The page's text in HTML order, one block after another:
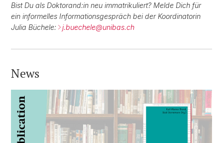
Bist Du als Doktorand:in neu immatrikuliert? Melde Dich für
ein informelles Informationsgespräch bei der Koordinatorin
Julia Büchele:
j.buechele@unibas.ch
News